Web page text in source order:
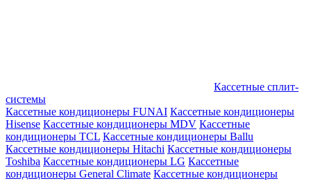
Кассетные сплит-
системы
Кассетные кондиционеры FUNAI Кассетные кондиционеры
Hisense Кассетные кондиционеры MDV Кассетные
кондиционеры TCL Кассетные кондиционеры Ballu
Кассетные кондиционеры Hitachi Кассетные кондиционеры
Toshiba Кассетные кондиционеры LG Кассетные
кондиционеры General Climate Кассетные кондиционеры